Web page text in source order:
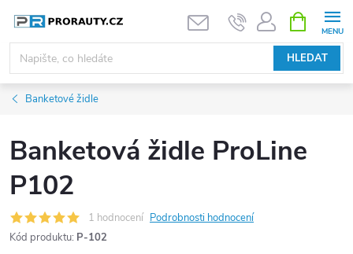
obsah
HLEDAT
NÁKUPNÍ
KOŠÍK
Banketové židle
Banketová židle ProLine
P102
1 hodnocení Podrobnosti hodnocení
Kód produktu: P-102